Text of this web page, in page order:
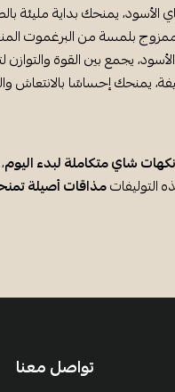
يمنحك بداية مليئة
بلمسة من البرغموت
يجمع بين القوة والتوازن
يمنحك إحساسًا بالانتعاش
نكهات شاي متكاملة لبدء اليوم
مذاقات أصيلة
تواصل معنا